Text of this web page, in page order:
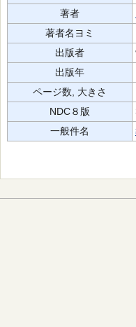
著者
著者名ヨミ
出版者
出版年
ページ数, 大きさ
NDC８版
一般件名